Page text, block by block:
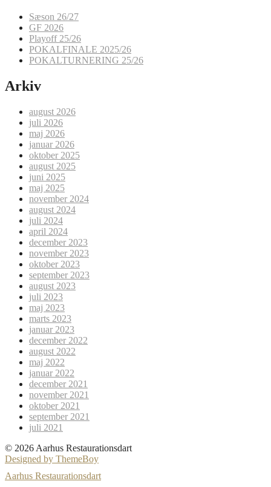
Sæson 26/27
GF 2026
Playoff 25/26
POKALFINALE 2025/26
POKALTURNERING 25/26
Arkiv
august 2026
juli 2026
maj 2026
januar 2026
oktober 2025
august 2025
juni 2025
maj 2025
november 2024
august 2024
juli 2024
april 2024
december 2023
november 2023
oktober 2023
september 2023
august 2023
juli 2023
maj 2023
marts 2023
januar 2023
december 2022
august 2022
maj 2022
januar 2022
december 2021
november 2021
oktober 2021
september 2021
juli 2021
© 2026 Aarhus Restaurationsdart
Designed by ThemeBoy
Aarhus Restaurationsdart